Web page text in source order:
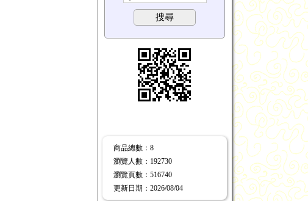
搜尋
商品總數 ：8
瀏覽人數 ： 192730
瀏覽頁數 ： 516740
更新日期 ：2026/08/04